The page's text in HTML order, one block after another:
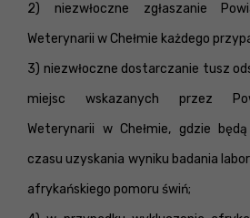
2) niezwłoczne zgłaszanie
Weterynarii w Chełmie każdego
3) niezwłoczne dostarczanie tusz
miejsc wskazanych przez
Weterynarii w Chełmie, gdzie
czasu uzyskania wyniku badania
afrykańskiego pomoru świń;